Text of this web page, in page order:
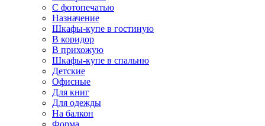
С фотопечатью
Назначение
Шкафы-купе в гостиную
В коридор
В прихожую
Шкафы-купе в спальню
Детские
Офисные
Для книг
Для одежды
На балкон
Форма